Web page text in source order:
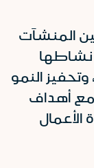
المنشآت
نشاطها
وتحفيز النمو
مع أهداف
ريادة الأعمال